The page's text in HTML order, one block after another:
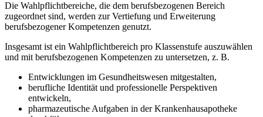
Die Wahlpflichtbereiche, die dem berufsbezogenen Bereich
zugeordnet sind, werden zur Vertiefung und Erweiterung
berufsbezogener Kompetenzen genutzt.
Insgesamt ist ein Wahlpflichtbereich pro Klassenstufe auszuwählen
und mit berufs­bezogenen Kompetenzen zu untersetzen, z. B.
Entwicklungen im Gesundheitswesen mitgestalten,
berufliche Identität und professionelle Perspektiven
entwickeln,
pharmazeutische Aufgaben in der Krankenhausapotheke